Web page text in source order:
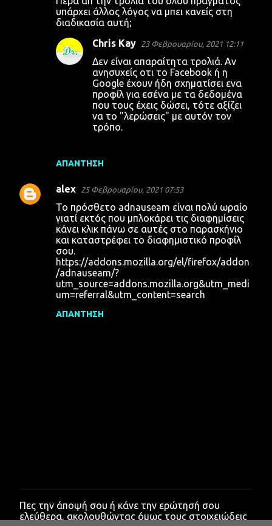
υπάρχει άλλος λόγος να μπει κανείς στη
διαδικασία αυτή;
ΑΠΆΝΤΗΣΗ
Chris Kay 23 Φεβρουαρίου, 2021 12:11
Δεν είναι απαραίτητα τρολιά. Αν
ανησυχείς οτι το Facebook ή η
Google έχουν ήδη σχηματίσει ενα
προφίλ για εσένα με τα δεδομένα
που τους έχεις δώσει, τότε αξίζει
να το "λερώσεις" με αυτόν τον
τρόπο.
alex 25 Φεβρουαρίου, 2021 07:53
Το πρόσθετο adnauseam είναι πολύ ωραίο
γιατί εκτός που μπλοκάρει τις διαφημίσεις
κάνει κλικ πάνω σε αυτές στο παρασκήνιο
και καταστρέφει το διαφημιστικό προφίλ
σου.
https://addons.mozilla.org/el/firefox/addon
/adnauseam/?
utm_source=addons.mozilla.org&utm_medi
um=referral&utm_content=search
ΑΠΆΝΤΗΣΗ
Δ
η
Πες την άποψή σου ή κάνε την ερώτησή σου
ελεύθερα, ακολουθώντας όμως τους στοιχειώδεις